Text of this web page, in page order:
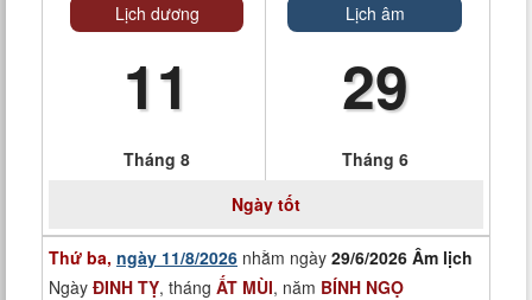
Lịch dương
11
Tháng 8
Lịch âm
29
Tháng 6
Ngày tốt
Thứ ba, ngày 11/8/2026 nhằm ngày 29/6/2026 Âm lịch
Ngày ĐINH TỴ, tháng ẤT MÙI, năm BÍNH NGỌ